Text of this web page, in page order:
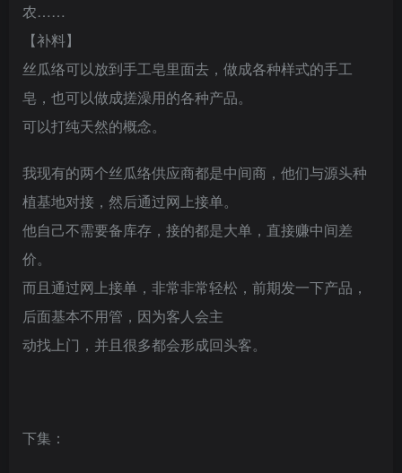
农……
【补料】
丝瓜络可以放到手工皂里面去，做成各种样式的手工
皂，也可以做成搓澡用的各种产品。
可以打纯天然的概念。
我现有的两个丝瓜络供应商都是中间商，他们与源头种
植基地对接，然后通过网上接单。
他自己不需要备库存，接的都是大单，直接赚中间差
价。
而且通过网上接单，非常非常轻松，前期发一下产品，
后面基本不用管，因为客人会主
动找上门，并且很多都会形成回头客。
下集：